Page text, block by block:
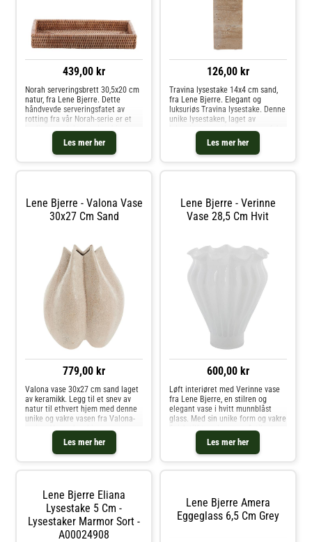
439,00 kr
Les mer her
Norah serveringsbrett 30,5x20 cm
natur, fra Lene Bjerre. Dette
håndvevde serveringsfatet av
rotting fra vår Norah-serie er et
kvalitetsprodukt som kombinerer
naturlig skjønnhet med
funksjonalitet. Norah-serien er
kjent for sin bruk av naturlige
126,00 kr
Les mer her
Travina lysestake 14x4 cm sand,
fra Lene Bjerre. Elegant og
luksuriøs Travina lysestake. Denne
unike lysestaken, laget av
luksuriøs travertin, passer perfekt
inn i de fleste hjem. Travina-
lysestaken har vakre, moderne
linjer og en tidløs tekstur som
Lene Bjerre - Valona Vase
30x27 Cm Sand
779,00 kr
Les mer her
Valona vase 30x27 cm sand laget
av keramikk. Legg til et snev av
natur til ethvert hjem med denne
unike og vakre vasen fra Valona-
enkelhet og modernitet på en
perfekt måte. Den karakteristiske
formen og størrelsen gir et mode
Lene Bjerre - Verinne
Vase 28,5 Cm Hvit
600,00 kr
Les mer her
Løft interiøret med Verinne vase
fra Lene Bjerre, en stilren og
elegant vase i hvitt munnblåst
glass. Med sin unike form og vakre
detalj til hjemmet, enten den
plasseres på spisebordet, en
kommode eller i en vindusk
Lene Bjerre Eliana
Lysestake 5 Cm -
Lysestaker Marmor Sort -
A00024908
Lene Bjerre Amera
Eggeglass 6,5 Cm Grey